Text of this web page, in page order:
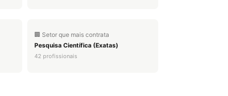
🏢 Setor que mais contrata
Pesquisa Científica (Exatas)
42 profissionais